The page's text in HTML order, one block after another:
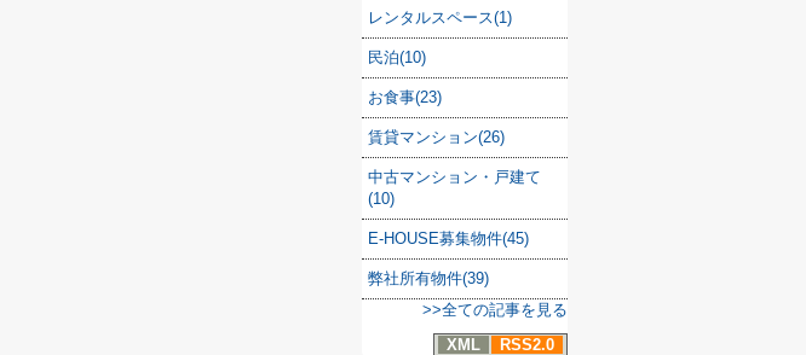
レンタルスペース(1)
民泊(10)
お食事(23)
賃貸マンション(26)
中古マンション・戸建て
(10)
E-HOUSE募集物件(45)
弊社所有物件(39)
>>全ての記事を見る
XML
RSS2.0